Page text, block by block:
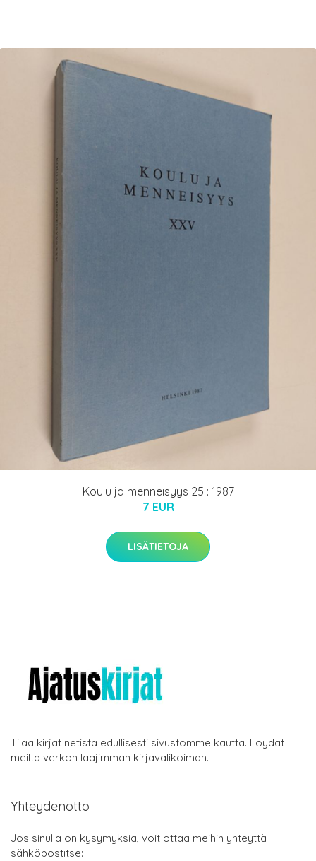
Koulu ja menneisyys 25 : 1987
7 EUR
LISÄTIETOJA
Tilaa kirjat netistä edullisesti sivustomme kautta. Löydät
meiltä verkon laajimman kirjavalikoiman.
Yhteydenotto
Jos sinulla on kysymyksiä, voit ottaa meihin yhteyttä
sähköpostitse: